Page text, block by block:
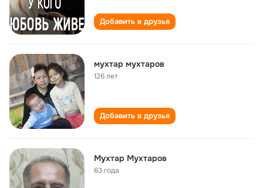
Добавить в друзья
мухтар мухтаров
126 лет
Добавить в друзья
Мухтар Мухтаров
63 года